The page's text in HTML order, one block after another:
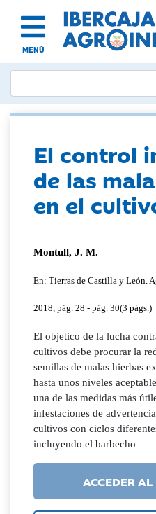
MENÚ
El control
de las
en el
Montull, J. M.
En: Tierras de Castilla y León.
2018, pág. 28 - pág. 30(3 págs.)
El objetico de la lucha
cultivos debe procurar la
semillas de malas hierbas
hasta unos niveles
una de las medidas más
infestaciones de
cultivos con ciclos
incluyendo el barbecho
ACCEDER